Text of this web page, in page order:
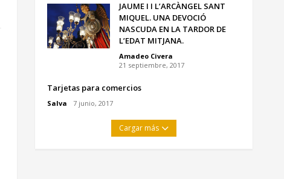
JAUME I I L’ARCÀNGEL SANT
MIQUEL. UNA DEVOCIÓ
NASCUDA EN LA TARDOR DE
L’EDAT MITJANA.
Amadeo Civera
21 septiembre, 2017
Tarjetas para comercios
Salva 7 junio, 2017
Cargar más